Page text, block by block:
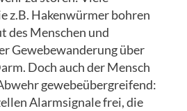
z.B. Hakenwürmer bohren
des Menschen und
Gewebewanderung über
Doch auch der Mensch
gewebeübergreifend:
Alarmsignale frei, die